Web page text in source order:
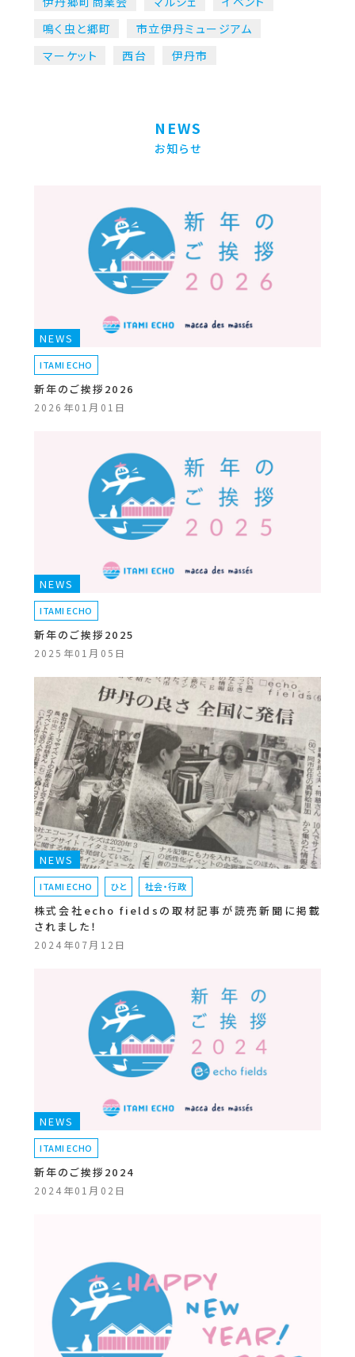
鳴く虫と郷町
市立伊丹ミュージアム
マーケット
西台 伊丹市
NEWS
お知らせ
NEWS
ITAMI ECHO
新年のご挨拶2026
2026年01月01日
NEWS
ITAMI ECHO
新年のご挨拶2025
2025年01月05日
NEWS
ITAMI ECHO ひと 社会・行政
株式会社echo fieldsの取材記事が読売新聞に掲載
されました！
2024年07月12日
NEWS
ITAMI ECHO
新年のご挨拶2024
2024年01月02日